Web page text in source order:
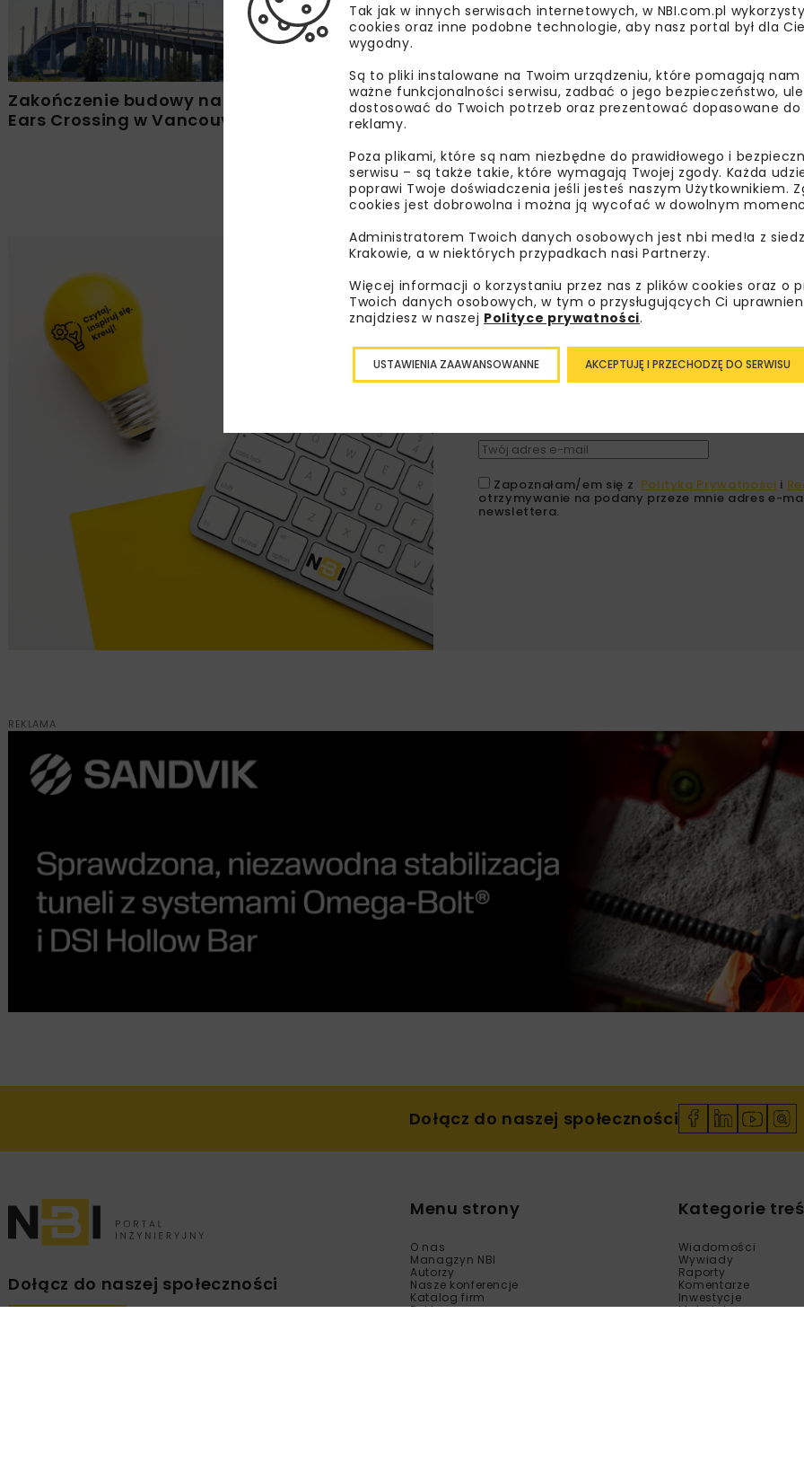
Zakończenie budowy na Golden
Ears Crossing w Vancouver
Bilfinger Berger wybuduje most
na Odrze
Lubisz wiedzieć więcej?
Zapisz się do newslettera aby
branżowe, zaproszenia na wydarzenia,
Zapoznałam/em się z Polityką Prywatności i
otrzymywanie na podany przeze mnie adres e-
newslettera.
REKLAMA
Dołącz do naszej społeczności
Dołącz do naszej społeczności
Menu strony
O nas
Managzyn NBI
Autorzy
Nasze konferencje
Katalog firm
Reklama
Kategorie
Wiadomości
Wywiady
Raporty
Komentarze
Inwestycje
Materiały
Tak jak w innych serwisach internetowych, w NBI.com.pl
cookies oraz inne podobne technologie, aby nasz portal był dla
wygodny.
Są to pliki instalowane na Twoim urządzeniu, które pomagają nam
ważne funkcjonalności serwisu, zadbać o jego bezpieczeństwo,
dostosować do Twoich potrzeb oraz prezentować dopasowane
reklamy.
Poza plikami, które są nam niezbędne do prawidłowego i
serwisu – są także takie, które wymagają Twojej zgody. Każda
poprawi Twoje doświadczenia jeśli jesteś naszym Użytkownikiem.
cookies jest dobrowolna i można ją wycofać w dowolnym
Administratorem Twoich danych osobowych jest nbi med!a z
Krakowie, a w niektórych przypadkach nasi Partnerzy.
Więcej informacji o korzystaniu przez nas z plików cookies oraz o
Twoich danych osobowych, w tym o przysługujących Ci
znajdziesz w naszej Polityce prywatności.
AKCEPTUJĘ I PRZECHODZĘ DO SERWISU
USTAWIENIA ZAAWANSOWANNE